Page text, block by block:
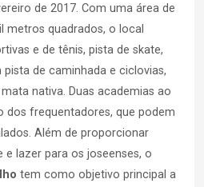
de 2017. Com uma área de
metros quadrados, o local
e de tênis, pista de skate,
de caminhada e ciclovias,
nativa. Duas academias ao
dos frequentadores, que podem
Além de proporcionar
e lazer para os joseenses, o
tem como objetivo principal a